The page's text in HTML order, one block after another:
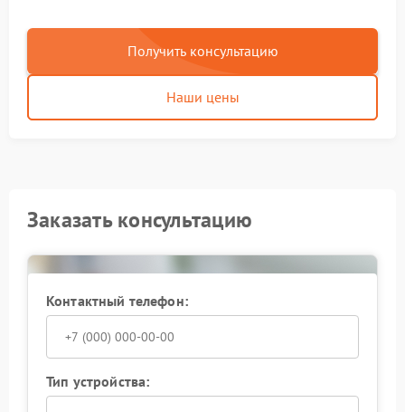
Получить консультацию
Наши цены
Заказать консультацию
Контактный телефон:
Тип устройства: